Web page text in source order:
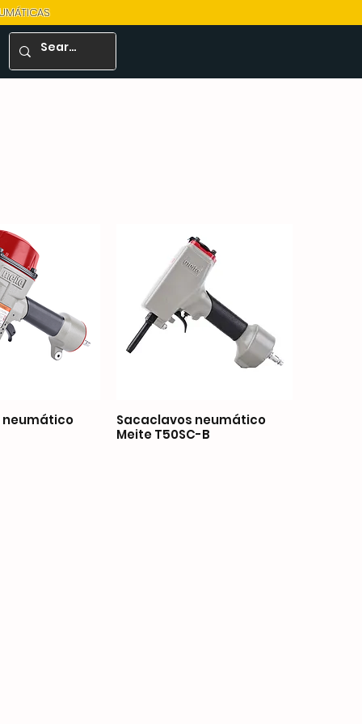
neumático
Sacaclavos neumático
Meite T50SC-B